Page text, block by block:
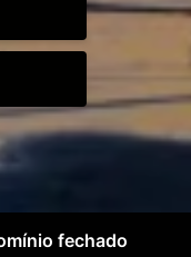
fechado